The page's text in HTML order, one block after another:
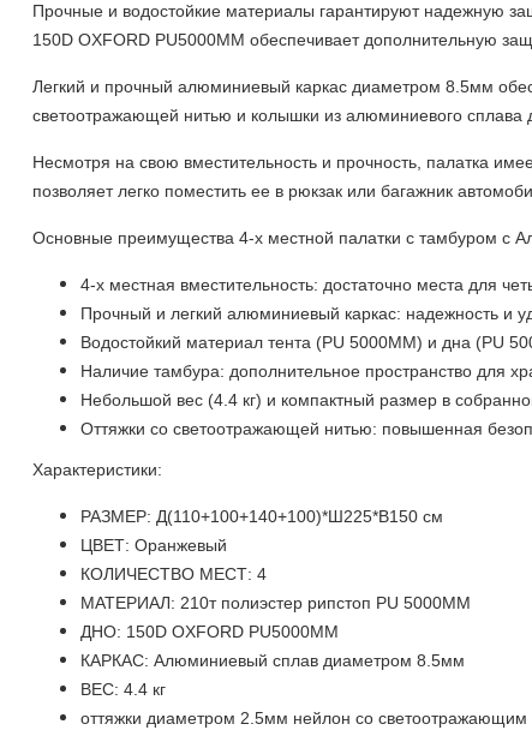
Прочные и водостойкие материалы гарантируют надежную
150D OXFORD PU5000MM обеспечивает дополнительную
Легкий и прочный алюминиевый каркас диаметром 8.5мм
светоотражающей нитью и колышки из алюминиевого сплава
Несмотря на свою вместительность и прочность, палатка
позволяет легко поместить ее в рюкзак или багажник
Основные преимущества 4-х местной палатки с тамбуром с
4-х местная вместительность: достаточно места для
Прочный и легкий алюминиевый каркас: надежность и
Водостойкий материал тента (PU 5000MM) и дна (PU
Наличие тамбура: дополнительное пространство для
Небольшой вес (4.4 кг) и компактный размер в
Оттяжки со светоотражающей нитью: повышенная
Характеристики:
РАЗМЕР: Д(110+100+140+100)*Ш225*В150 см
ЦВЕТ: Оранжевый
КОЛИЧЕСТВО МЕСТ: 4
МАТЕРИАЛ: 210т полиэстер рипстоп PU 5000MM
ДНО: 150D OXFORD PU5000MM
КАРКАС: Алюминиевый сплав диаметром 8.5мм
ВЕС: 4.4 кг
оттяжки диаметром 2.5мм нейлон со светоотражающим